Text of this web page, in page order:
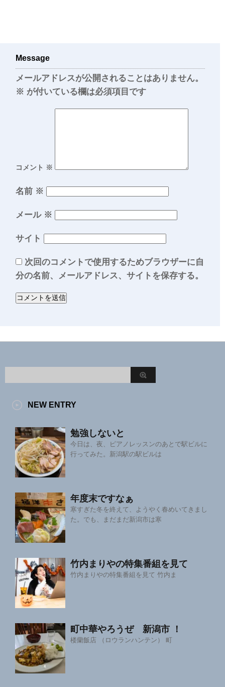
Message
メールアドレスが公開されることはありません。
※ が付いている欄は必須項目です
コメント ※
名前 ※
メール ※
サイト
次回のコメントで使用するためブラウザーに自
分の名前、メールアドレス、サイトを保存する。
NEW ENTRY
勉強しないと
今日は、夜、ピアノレッスンのあとで駅ビルに
行ってみた。新潟駅の駅ビルは
年度末ですなぁ
寒すぎた冬を終えて、ようやく春めいてきまし
た。でも、まだまだ新潟市は寒
竹内まりやの特集番組を見て
竹内まりやの特集番組を見て 竹内ま
町中華やろうぜ 新潟市 ！
楼蘭飯店 （ロウランハンテン） 町